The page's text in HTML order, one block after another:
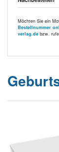
Möchten Sie ein
Bestellnummer
verlag.de bzw.